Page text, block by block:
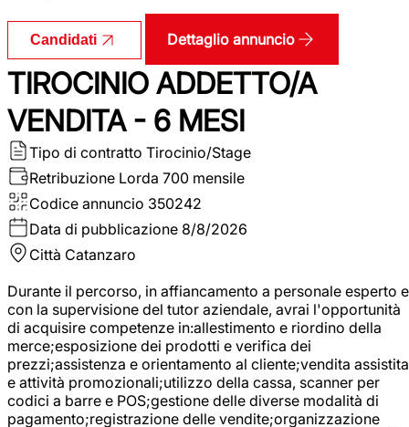
Candidati Dettaglio annuncio
TIROCINIO ADDETTO/A
VENDITA - 6 MESI
Tipo di contratto Tirocinio/Stage
Retribuzione Lorda 700 mensile
Codice annuncio 350242
Data di pubblicazione 8/8/2026
Città Catanzaro
Durante il percorso, in affiancamento a personale esperto e
con la supervisione del tutor aziendale, avrai l'opportunità
di acquisire competenze in:allestimento e riordino della
merce;esposizione dei prodotti e verifica dei
prezzi;assistenza e orientamento al cliente;vendita assistita
e attività promozionali;utilizzo della cassa, scanner per
codici a barre e POS;gestione delle diverse modalità di
pagamento;registrazione delle vendite;organizzazione